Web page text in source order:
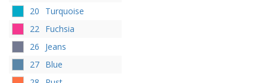
20
Turquoise
22 Fuchsia
26
Jeans
27 Blue